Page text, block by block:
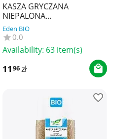
KASZA GRYCZANA
NIEPALONA
BEZGLUTENOWA BIO 800 g -
THE PLANET
Eden BIO
0.0
Availability: 63 item(s)
11 96zł